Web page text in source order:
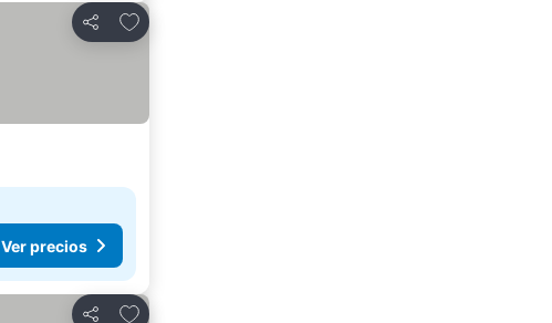
Compartir
Agregar a favoritos
Ver precios
Agregar a favoritos